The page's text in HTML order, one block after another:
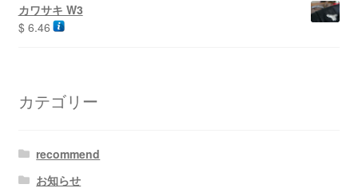
カワサキ W3
$6.46
カテゴリー
recommend
お知らせ